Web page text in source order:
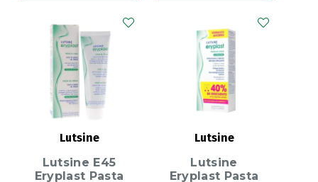
Lutsine
Lutsine E45
Eryplast Pasta
Lutsine
Lutsine
Eryplast Pasta